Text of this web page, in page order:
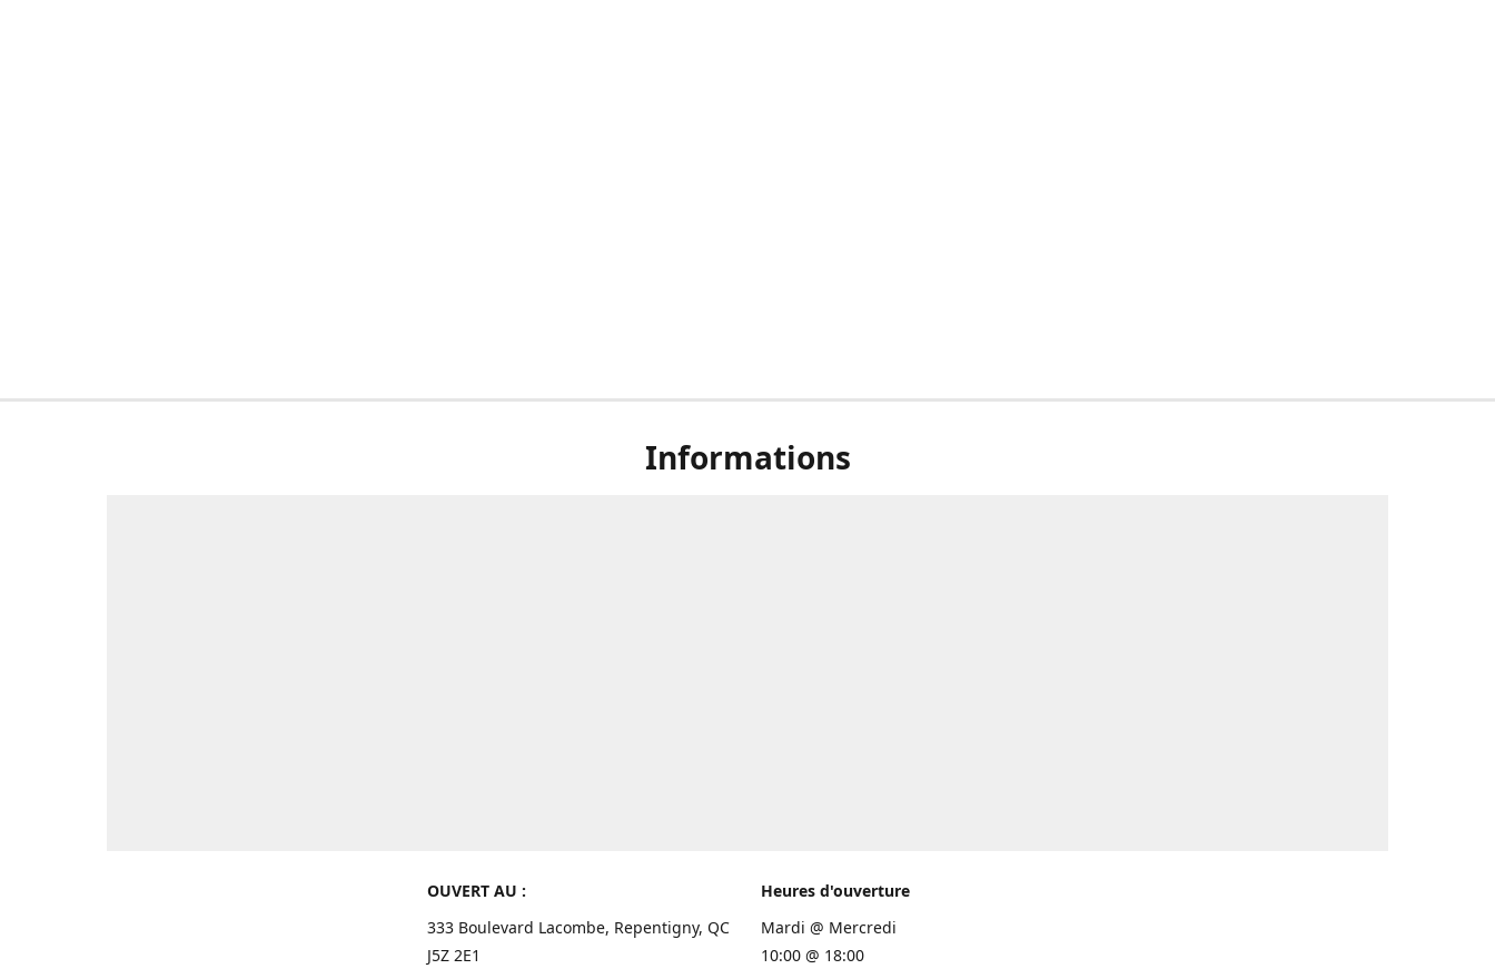
Informations
OUVERT AU :
333 Boulevard Lacombe, Repentigny, QC
J5Z 2E1
Heures d'ouverture
Mardi @ Mercredi
10:00 @ 18:00